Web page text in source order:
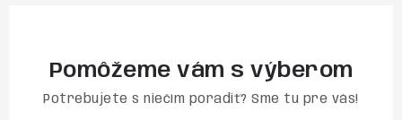
Pomôžeme vám s výberom
Potrebujete s niečím poradiť? Sme tu pre vás!